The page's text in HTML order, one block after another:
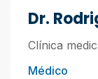
Dr.
Clínica
Médico